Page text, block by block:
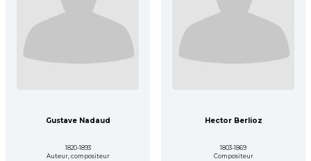
Gustave Nadaud
1820-1893
Auteur, compositeur
Hector Berlioz
1803-1869
Compositeur